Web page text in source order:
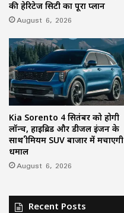
की हेरिटेज सिटी का पूरा प्लान
August 6, 2026
Kia Sorento 4 सितंबर को होगी
लॉन्च, हाइब्रिड और डीजल इंजन के
साथ प्रीमियम SUV बाजार में मचाएगी
धमाल
August 6, 2026
Recent Posts